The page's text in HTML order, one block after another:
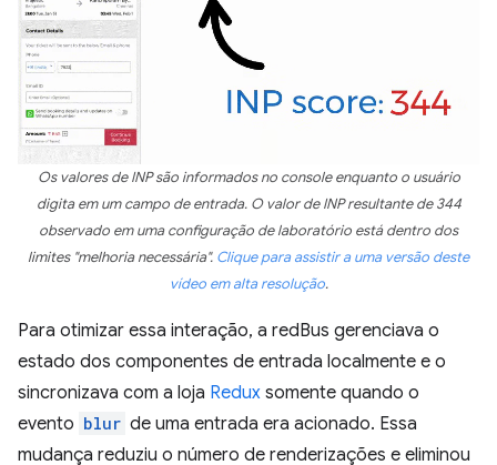
Os valores de INP são informados no console enquanto o usuário
digita em um campo de entrada. O valor de INP resultante de 344
observado em uma configuração de laboratório está dentro dos
limites "melhoria necessária". Clique para assistir a uma versão deste
vídeo em alta resolução.
Para otimizar essa interação, a redBus gerenciava o
estado dos componentes de entrada localmente e o
sincronizava com a loja Redux somente quando o
evento blur de uma entrada era acionado. Essa
mudança reduziu o número de renderizações e eliminou